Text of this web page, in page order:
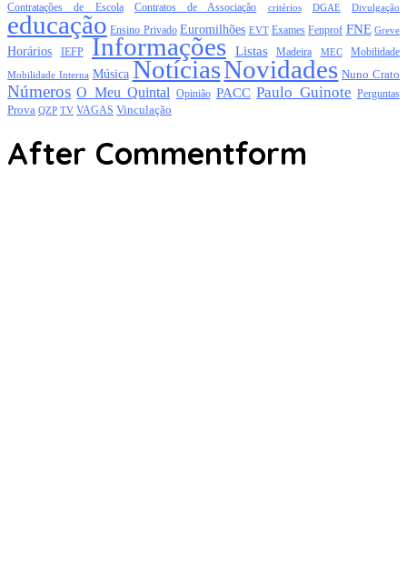
Contratações de Escola Contratos de Associação critérios DGAE Divulgação
educação Ensino Privado Euromilhões EVT Exames Fenprof FNE Greve
Horários IEFP Informações Listas Madeira MEC Mobilidade
Mobilidade Interna Música NotíciasNovidades Nuno Crato
Números O Meu Quintal Opinião PACC Paulo Guinote Perguntas
Prova QZP TV VAGAS Vinculação
After Commentform